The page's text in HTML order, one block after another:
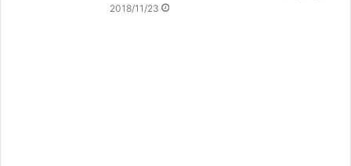
2018/11/23